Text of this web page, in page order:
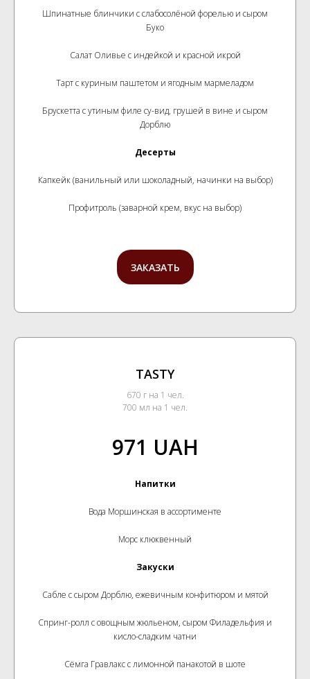
Шпинатные блинчики с слабосолёной форелью и сыром
Буко
Салат Оливье с индейкой и красной икрой
Тарт с куриным паштетом и ягодным мармеладом
Брускетта с утиным филе су-вид, грушей в вине и сыром
Дорблю
Десерты
Капкейк (ванильный или шоколадный, начинки на выбор)
Профитроль (заварной крем, вкус на выбор)
ЗАКАЗАТЬ
TASTY
670 г на 1 чел.
700 мл на 1 чел.
971 UAH
Напитки
Вода Моршинская в ассортименте
Морс клюквенный
Закуски
Сабле с сыром Дорблю, ежевичным конфитюром и мятой
Спринг-ролл с овощным жюльеном, сыром Филадельфия и
кисло-сладким чатни
Сёмга Гравлакс с лимонной панакотой в шоте